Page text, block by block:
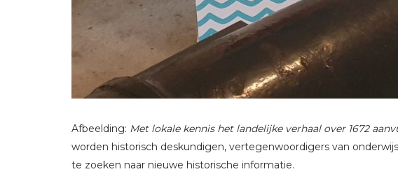
Afbeelding: Met lokale kennis het landelijke verhaal over 1672
worden historisch deskundigen, vertegenwoordigers van
te zoeken naar nieuwe historische informatie.